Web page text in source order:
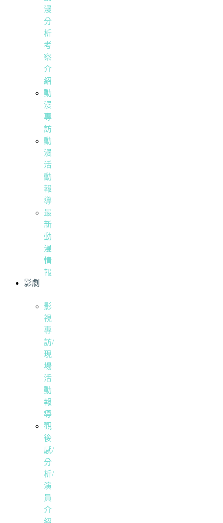
漫
分
析
考
察
介
紹
動
漫
專
訪
動
漫
活
動
報
導
最
新
動
漫
情
報
影劇
影
視
專
訪/
現
場
活
動
報
導
觀
後
感/
分
析/
演
員
介